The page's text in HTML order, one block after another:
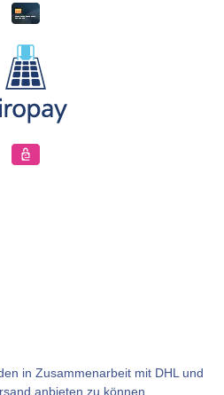
in Zusammenarbeit mit DHL und
anbieten zu können.